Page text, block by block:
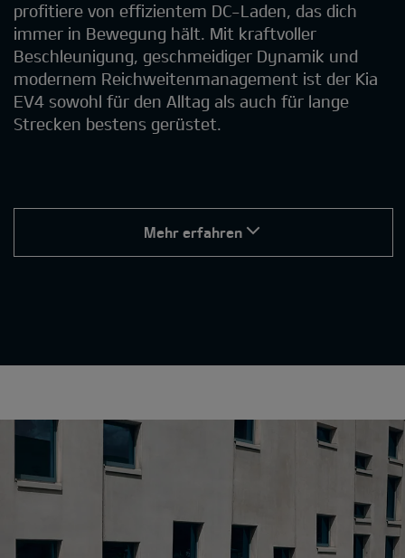
profitiere von effizientem DC-Laden, das dich
immer in Bewegung hält. Mit kraftvoller
Beschleunigung, geschmeidiger Dynamik und
modernem Reichweitenmanagement ist der Kia
EV4 sowohl für den Alltag als auch für lange
Strecken bestens gerüstet.
Mehr erfahren